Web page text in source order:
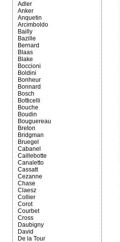
Adler
Anker
Anquetin
Arcimboldo
Bailly
Bazille
Bernard
Blaas
Blake
Boccioni
Boldini
Bonheur
Bonnard
Bosch
Botticelli
Bouche
Boudin
Bouguereau
Breton
Bridgman
Bruegel
Cabanel
Caillebotte
Canaletto
Cassatt
Cezanne
Chase
Claesz
Collier
Corot
Courbet
Cross
Daubigny
David
De la Tour